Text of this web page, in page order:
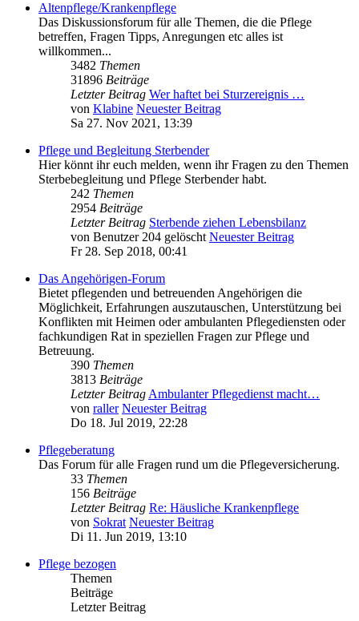
Altenpflege/Krankenpflege
Das Diskussionsforum für alle Themen, die die Pflege
betreffen, Fragen Tipps, Anregungen etc alles ist
willkommen...
3482 Themen
31896 Beiträge
Letzter Beitrag Wer haftet bei Sturzereignis …
von Klabine Neuester Beitrag
Sa 27. Nov 2021, 13:39
Pflege und Begleitung Sterbender
Hier könnt ihr euch melden, wenn ihr Fragen zu den Themen
Sterbebegleitung und Pflege Sterbender habt.
242 Themen
2954 Beiträge
Letzter Beitrag Sterbende ziehen Lebensbilanz
von Benutzer 204 gelöscht Neuester Beitrag
Fr 28. Sep 2018, 00:41
Das Angehörigen-Forum
Bietet pflegenden und betreuenden Angehörigen die
Möglichkeit, Erfahrungen auszutauschen, Unterstützung bei
Konflikten mit Heimen oder ambulanten Pflegediensten oder
fachkundigen Rat in speziellen Fragen zur Pflege und
Betreuung.
390 Themen
3813 Beiträge
Letzter BeitragAmbulanter Pflegedienst macht…
von raller Neuester Beitrag
Do 18. Jul 2019, 22:28
Pflegeberatung
Das Forum für alle Fragen rund um die Pflegeversicherung.
33 Themen
156 Beiträge
Letzter Beitrag Re: Häusliche Krankenpflege
von Sokrat Neuester Beitrag
Di 11. Jun 2019, 13:10
Pflege bezogen
Themen
Beiträge
Letzter Beitrag